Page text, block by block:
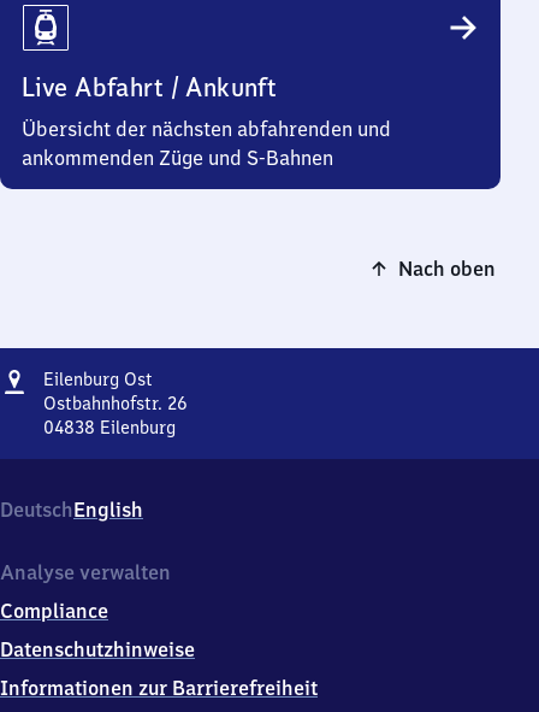
Live Abfahrt / Ankunft
Übersicht der nächsten abfahrenden und
ankommenden Züge und S-Bahnen
Nach oben
Adresse
Eilenburg Ost
Ost
Ostbahnhofstr. 26
04838 Eilenburg
Ostbahnhofstr.
26,
4
3
8
DeutschEnglish
Analyse verwalten
Compliance
Datenschutzhinweise
Informationen zur Barrierefreiheit